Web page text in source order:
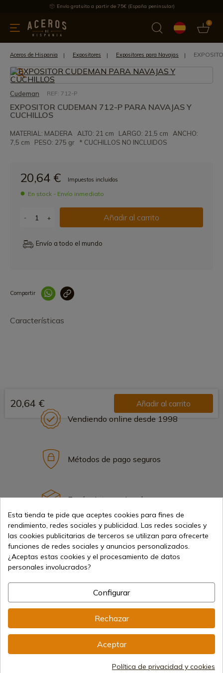
Envío gratuito a partir de 75€ (España peninsular)
0
menaje Ofertas Ultimas novedades Los más vendidos
Aceros de Hispania Expositores Expositores para Navajas
Cudeman REF: 712-P
EXPOSITOR CUDEMAN 712-P PARA NAVAJAS Y
CUCHILLOS
MATERIAL: MADERA ALTO: 21 cm LARGO: 21,5 cm ANCHO:
7,5 cm PESO: 275 gr * CUCHILLOS NO INCLUIDOS
20,64 € Impuestos incluidos
En stock - Envío inmediato
- + Añadir al carrito
Envío a todo el mundo
Compartir
Características
20,64 € Añadir al carrito
Vendiendo online desde 1998
Métodos de pago seguros
Envíos internacionales
Información
info@aceros-de-hispania.com
(+34)676 850 364
Información al cliente
De lunes a viernes de 09:00 a 15:00
Esta tienda te pide que aceptes cookies para fines de
rendimiento, redes sociales y publicidad. Las redes sociales y
las cookies publicitarias de terceros se utilizan para ofrecerte
funciones de redes sociales y anuncios personalizados.
¿Aceptas estas cookies y el procesamiento de datos
personales involucrados?
Configurar
Rechazar
Aceptar
Política de privacidad y cookies